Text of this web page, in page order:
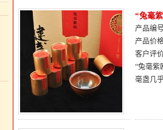
“兔毫
产品编
产品价
客户评
“兔毫紫
毫盏几